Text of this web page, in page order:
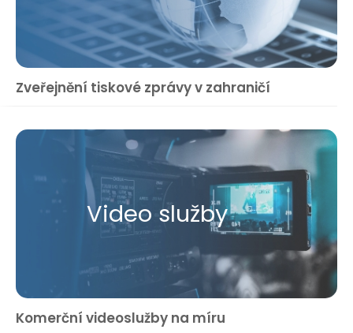
Zveřejnění tiskové zprávy v zahraničí
Video služby
Komerční videoslužby na míru